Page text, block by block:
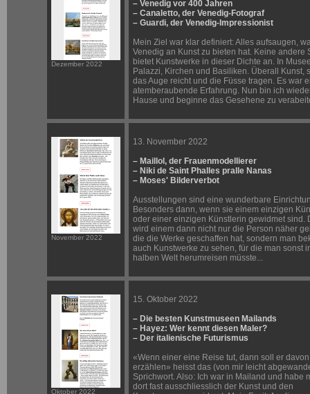
Dezember 2022
– Venedig vor 400 Jahren
– Canaletto, der Venedig-Fotograf
– Guardi, der Venedig-Impressionist
Mein Ziel war klar definiert: Alles aufsaugen,
Venedig an Kunst zu bieten hat. Keine andere
bietet Kunstwerke in dieser Dichte an. In
Palazzi, Kirchen und Basiliken. Überall Kunst,
das Auge reicht und die Füsse tragen. Es war
atemberaubende Erfahrung. Nun bin ich
Hause und beginne das Gesehene zu
November 2022
13. November 2022
– Maillol, der Frauenmodellierer
– Niki de Saint Phalles pralle Nanas
– Moses' Bilderverbot
Ausstellungen sind eine wunderbare
Besonders dann, wenn sie einem einzigen
oder einer einzigen Künstlerin gewidmet sind.
wird einem dann nicht nur die Person näher
die die Werke geschaffen hat, sondern man
auch Kunstwerke zu sehen, für die man sonst
halben Welt herumreisen müsste...
Oktober 2022
15. Oktober 2022
– Die besten Kunstmuseen Mailands
– Hayez: Wer kennt diesen Maler?
– Der italienische Futurismus
«Wenn einer eine Reise tut, dann soll er davon
erzählen» heisst das (von mir leicht
Sprichwort. Also: Ich war in Mailand und habe
dort fast ausschliesslich der Kunst und den